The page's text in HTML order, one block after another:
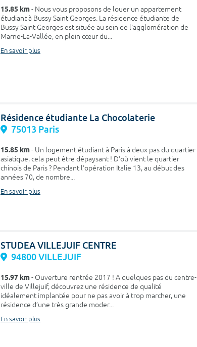
15.85 km- Nous vous proposons de louer un appartement
étudiant à Bussy Saint Georges. La résidence étudiante de
Bussy Saint Georges est située au sein de l'agglomération de
Marne-La-Vallée, en plein cœur du...
En savoir plus
Résidence étudiante La Chocolaterie
75013 Paris
15.85 km- Un logement étudiant à Paris à deux pas du quartier
asiatique, cela peut être dépaysant ! D'où vient le quartier
chinois de Paris ? Pendant l'opération Italie 13, au début des
années 70, de nombre...
En savoir plus
STUDEA VILLEJUIF CENTRE
94800 VILLEJUIF
15.97 km- Ouverture rentrée 2017 ! A quelques pas du centre-
ville de Villejuif, découvrez une résidence de qualité
idéalement implantée pour ne pas avoir à trop marcher, une
résidence d’une très grande moder...
En savoir plus